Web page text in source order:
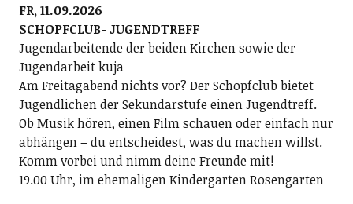
FR, 11.09.2026
SCHOPFCLUB- JUGENDTREFF
Jugendarbeitende der beiden Kirchen sowie der
Jugendarbeit kuja
Am Freitagabend nichts vor? Der Schopfclub bietet
Jugendlichen der Sekundarstufe einen Jugendtreff.
Ob Musik hören, einen Film schauen oder einfach nur
abhängen – du entscheidest, was du machen willst.
Komm vorbei und nimm deine Freunde mit!
19.00 Uhr, im ehemaligen Kindergarten Rosengarten